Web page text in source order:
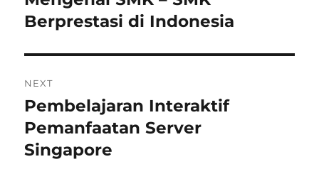
post:
Berprestasi di Indonesia
NEXT
Next
post:
Pembelajaran Interaktif
Pemanfaatan Server
Singapore